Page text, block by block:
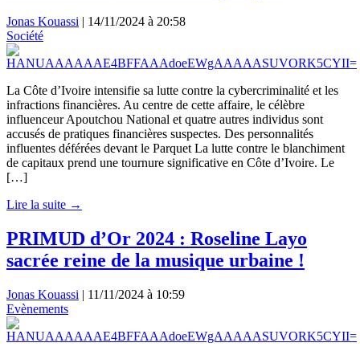
Jonas Kouassi | 14/11/2024 à 20:58
Société
La Côte d’Ivoire intensifie sa lutte contre la cybercriminalité et les
infractions financières. Au centre de cette affaire, le célèbre
influenceur Apoutchou National et quatre autres individus sont
accusés de pratiques financières suspectes. Des personnalités
influentes déférées devant le Parquet La lutte contre le blanchiment
de capitaux prend une tournure significative en Côte d’Ivoire. Le
[…]
Lire la suite →
PRIMUD d’Or 2024 : Roseline Layo
sacrée reine de la musique urbaine !
Jonas Kouassi | 11/11/2024 à 10:59
Evènements